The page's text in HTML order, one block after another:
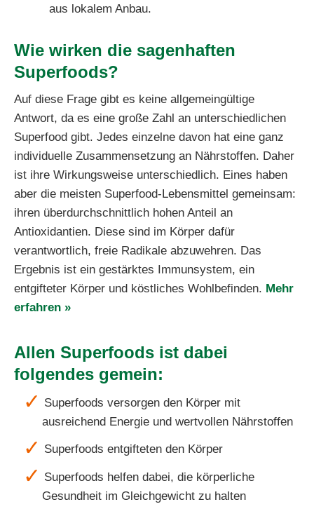
aus lokalem Anbau.
Wie wirken die sagenhaften
Superfoods?
Auf diese Frage gibt es keine allgemeingültige
Antwort, da es eine große Zahl an unterschiedlichen
Superfood gibt. Jedes einzelne davon hat eine ganz
individuelle Zusammensetzung an Nährstoffen. Daher
ist ihre Wirkungsweise unterschiedlich. Eines haben
aber die meisten Superfood-Lebensmittel gemeinsam:
ihren überdurchschnittlich hohen Anteil an
Antioxidantien. Diese sind im Körper dafür
verantwortlich, freie Radikale abzuwehren. Das
Ergebnis ist ein gestärktes Immunsystem, ein
entgifteter Körper und köstliches Wohlbefinden. Mehr
erfahren »
Allen Superfoods ist dabei
folgendes gemein:
Superfoods versorgen den Körper mit
ausreichend Energie und wertvollen Nährstoffen
Superfoods entgifteten den Körper
Superfoods helfen dabei, die körperliche
Gesundheit im Gleichgewicht zu halten